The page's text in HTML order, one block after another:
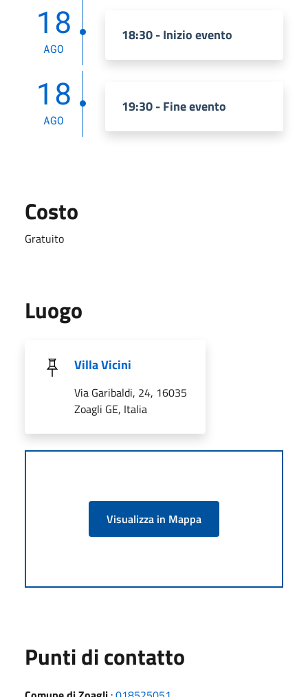
18
AGO
18:30 - Inizio evento
18
AGO
19:30 - Fine evento
Costo
Gratuito
Luogo
Villa Vicini
Via Garibaldi, 24, 16035
Zoagli GE, Italia
Visualizza in Mappa
Punti di contatto